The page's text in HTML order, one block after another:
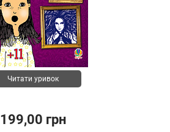
Читати уривок
199,00 грн